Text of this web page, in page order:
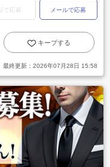
で応募 メールで応募
キープする
最終更新： 2026年07月28日 15:58